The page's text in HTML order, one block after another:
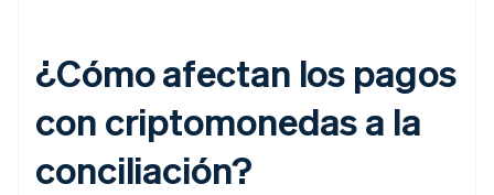
¿Cómo afectan los pagos
con criptomonedas a la
conciliación?